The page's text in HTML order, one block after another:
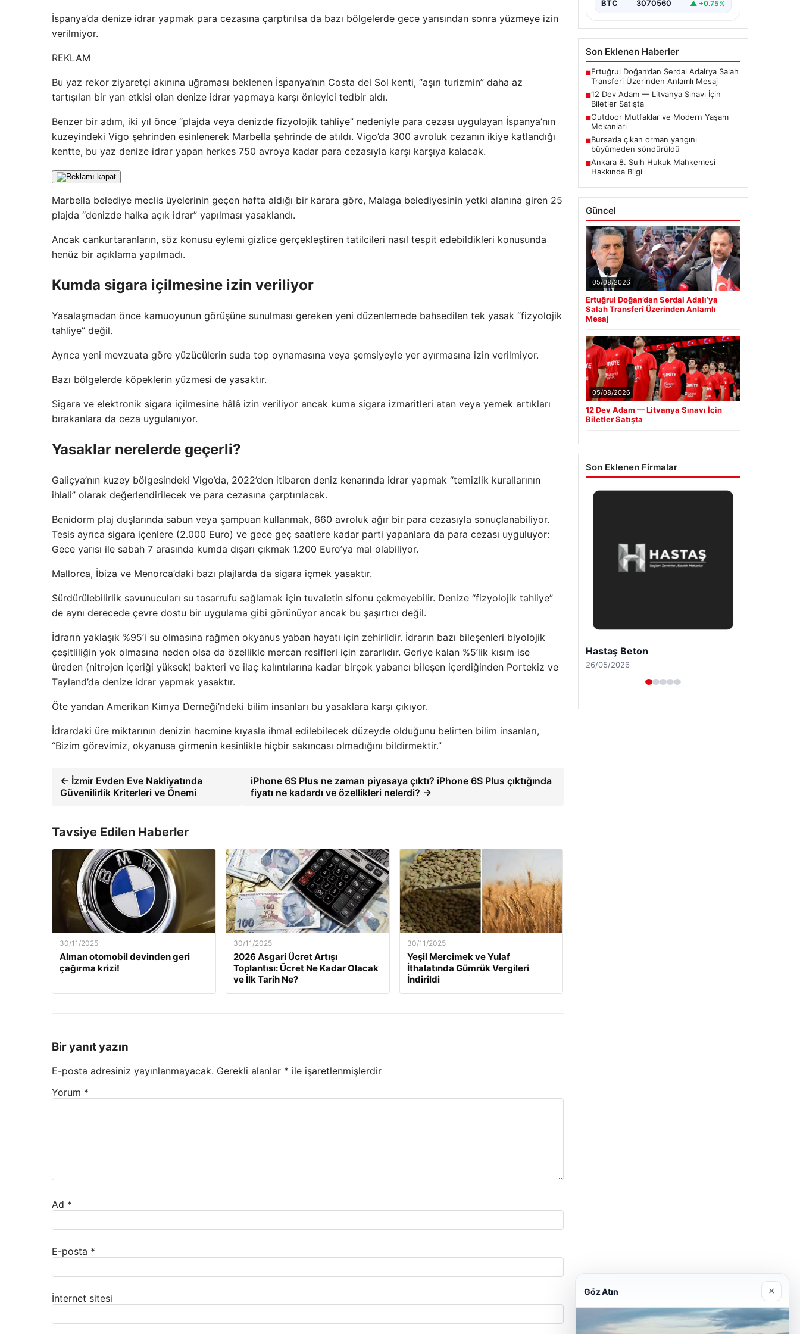
İspanya’da denize idrar yapmak para cezasına çarptırılsa da bazı bölgelerde gece yarısından sonra yüzmeye izin
verilmiyor.
REKLAM
Bu yaz rekor ziyaretçi akınına uğraması beklenen İspanya’nın Costa del Sol kenti, “aşırı turizmin” daha az
tartışılan bir yan etkisi olan denize idrar yapmaya karşı önleyici tedbir aldı.
Benzer bir adım, iki yıl önce “plajda veya denizde fizyolojik tahliye” nedeniyle para cezası uygulayan İspanya’nın
kuzeyindeki Vigo şehrinden esinlenerek Marbella şehrinde de atıldı. Vigo’da 300 avroluk cezanın ikiye katlandığı
kentte, bu yaz denize idrar yapan herkes 750 avroya kadar para cezasıyla karşı karşıya kalacak.
Marbella belediye meclis üyelerinin geçen hafta aldığı bir karara göre, Malaga belediyesinin yetki alanına giren 25
plajda “denizde halka açık idrar” yapılması yasaklandı.
Ancak cankurtaranların, söz konusu eylemi gizlice gerçekleştiren tatilcileri nasıl tespit edebildikleri konusunda
henüz bir açıklama yapılmadı.
Kumda sigara içilmesine izin veriliyor
Yasalaşmadan önce kamuoyunun görüşüne sunulması gereken yeni düzenlemede bahsedilen tek yasak “fizyolojik
tahliye” değil.
Ayrıca yeni mevzuata göre yüzücülerin suda top oynamasına veya şemsiyeyle yer ayırmasına izin verilmiyor.
Bazı bölgelerde köpeklerin yüzmesi de yasaktır.
Sigara ve elektronik sigara içilmesine hâlâ izin veriliyor ancak kuma sigara izmaritleri atan veya yemek artıkları
bırakanlara da ceza uygulanıyor.
Yasaklar nerelerde geçerli?
Galiçya’nın kuzey bölgesindeki Vigo’da, 2022’den itibaren deniz kenarında idrar yapmak “temizlik kurallarının
ihlali” olarak değerlendirilecek ve para cezasına çarptırılacak.
Benidorm plaj duşlarında sabun veya şampuan kullanmak, 660 avroluk ağır bir para cezasıyla sonuçlanabiliyor.
Tesis ayrıca sigara içenlere (2.000 Euro) ve gece geç saatlere kadar parti yapanlara da para cezası uyguluyor:
Gece yarısı ile sabah 7 arasında kumda dışarı çıkmak 1.200 Euro’ya mal olabiliyor.
Mallorca, İbiza ve Menorca’daki bazı plajlarda da sigara içmek yasaktır.
Sürdürülebilirlik savunucuları su tasarrufu sağlamak için tuvaletin sifonu çekmeyebilir. Denize “fizyolojik tahliye”
de aynı derecede çevre dostu bir uygulama gibi görünüyor ancak bu şaşırtıcı değil.
İdrarın yaklaşık %95’i su olmasına rağmen okyanus yaban hayatı için zehirlidir. İdrarın bazı bileşenleri biyolojik
çeşitliliğin yok olmasına neden olsa da özellikle mercan resifleri için zararlıdır. Geriye kalan %5’lik kısım ise
üreden (nitrojen içeriği yüksek) bakteri ve ilaç kalıntılarına kadar birçok yabancı bileşen içerdiğinden Portekiz ve
Tayland’da denize idrar yapmak yasaktır.
Öte yandan Amerikan Kimya Derneği’ndeki bilim insanları bu yasaklara karşı çıkıyor.
İdrardaki üre miktarının denizin hacmine kıyasla ihmal edilebilecek düzeyde olduğunu belirten bilim insanları,
“Bizim görevimiz, okyanusa girmenin kesinlikle hiçbir sakıncası olmadığını bildirmektir.”
← İzmir Evden Eve Nakliyatında
Güvenilirlik Kriterleri ve Önemi
iPhone 6S Plus ne zaman piyasaya çıktı? iPhone 6S Plus çıktığında
fiyatı ne kadardı ve özellikleri nelerdi? →
Tavsiye Edilen Haberler
30/11/2025
Alman otomobil devinden geri
çağırma krizi!
30/11/2025
2026 Asgari Ücret Artışı
Toplantısı: Ücret Ne Kadar Olacak
ve İlk Tarih Ne?
30/11/2025
Yeşil Mercimek ve Yulaf
İthalatında Gümrük Vergileri
İndirildi
Bir yanıt yazın
E-posta adresiniz yayınlanmayacak. Gerekli alanlar * ile işaretlenmişlerdir
Yorum *
Ad *
E-posta *
İnternet sitesi
BTC 3070560 ▲ +0.75%
Son Eklenen Haberler
■Ertuğrul Doğan’dan Serdal Adalı’ya Salah
Transferi Üzerinden Anlamlı Mesaj
■12 Dev Adam — Litvanya Sınavı İçin
Biletler Satışta
■Outdoor Mutfaklar ve Modern Yaşam
Mekanları
■Bursa’da çıkan orman yangını
büyümeden söndürüldü
■Ankara 8. Sulh Hukuk Mahkemesi
Hakkında Bilgi
Güncel
05/08/2026
Ertuğrul Doğan’dan Serdal Adalı’ya
Salah Transferi Üzerinden Anlamlı
Mesaj
05/08/2026
12 Dev Adam — Litvanya Sınavı İçin
Biletler Satışta
Son Eklenen Firmalar
Prenses Night Club
29/04/2026
Göz Atın ×